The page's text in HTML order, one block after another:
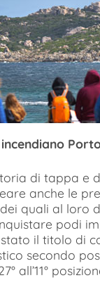
di tappa e
anche le
quali al loro
podi
il titolo di
secondo
all’11°